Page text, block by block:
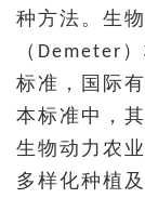
种方法。生
（Demeter
标准，国际
本标准中，
生物动力农
多样化种植